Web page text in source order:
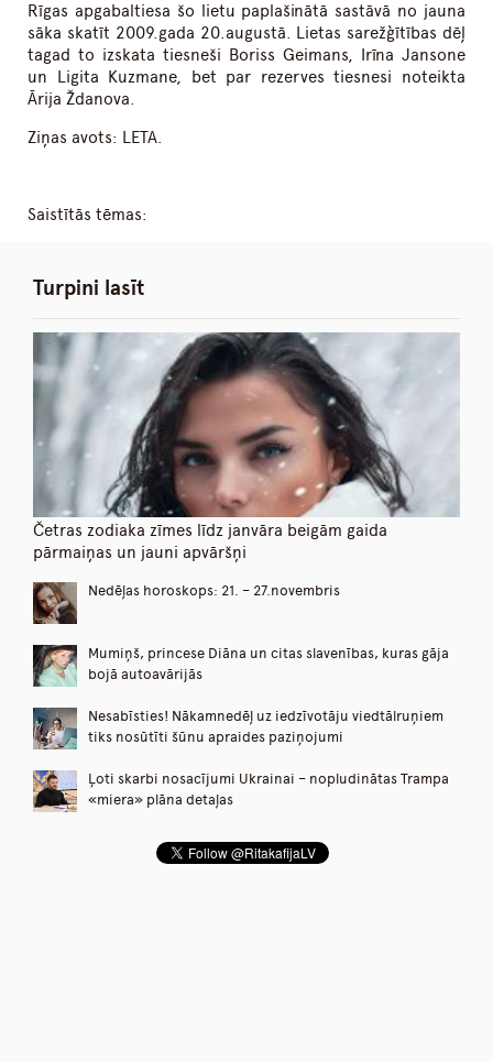
Rīgas apgabaltiesa šo lietu paplašinātā sastāvā no jauna
sāka skatīt 2009.gada 20.augustā. Lietas sarežģītības dēļ
tagad to izskata tiesneši Boriss Geimans, Irīna Jansone
un Ligita Kuzmane, bet par rezerves tiesnesi noteikta
Ārija Ždanova.
Ziņas avots: LETA.
Saistītās tēmas:
Turpini lasīt
Četras zodiaka zīmes līdz janvāra beigām gaida
pārmaiņas un jauni apvāršņi
Nedēļas horoskops: 21. – 27.novembris
Mumiņš, princese Diāna un citas slavenības, kuras gāja
bojā autoavārijās
Nesabīsties! Nākamnedēļ uz iedzīvotāju viedtālruņiem
tiks nosūtīti šūnu apraides paziņojumi
Ļoti skarbi nosacījumi Ukrainai – nopludinātas Trampa
«miera» plāna detaļas